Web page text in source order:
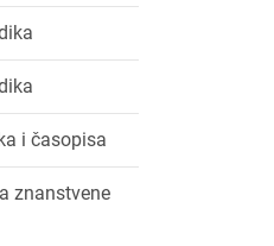
i časopisa
znanstvene